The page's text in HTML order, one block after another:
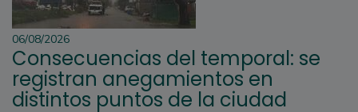
06/08/2026
Consecuencias del temporal: se
registran anegamientos en
distintos puntos de la ciudad